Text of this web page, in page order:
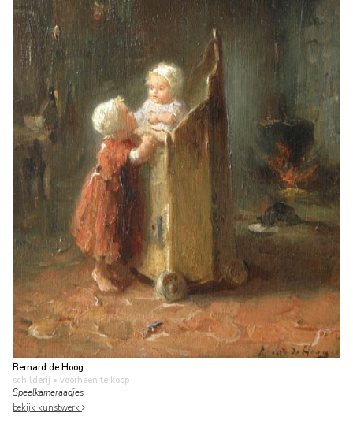
Bernard de Hoog
schilderij • voorheen te koop
Speelkameraadjes
bekijk kunstwerk